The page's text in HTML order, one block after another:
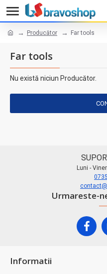
Producător Far tools
Far tools
Nu există niciun Producător.
Luni -
Urmareste-
Informatii